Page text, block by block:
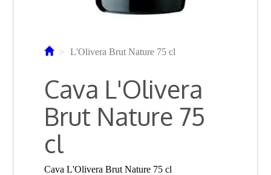
L'Olivera Brut Nature 75 cl
Cava L'Olivera
Brut Nature 75
cl
Cava L'Olivera Brut Nature 75 cl